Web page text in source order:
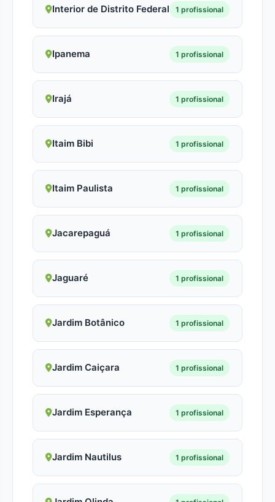
Interior de Distrito Federal 1 profissional
Ipanema 1 profissional
Irajá 1 profissional
Itaim Bibi 1 profissional
Itaim Paulista 1 profissional
Jacarepaguá 1 profissional
Jaguaré 1 profissional
Jardim Botânico 1 profissional
Jardim Caiçara 1 profissional
Jardim Esperança 1 profissional
Jardim Nautilus 1 profissional